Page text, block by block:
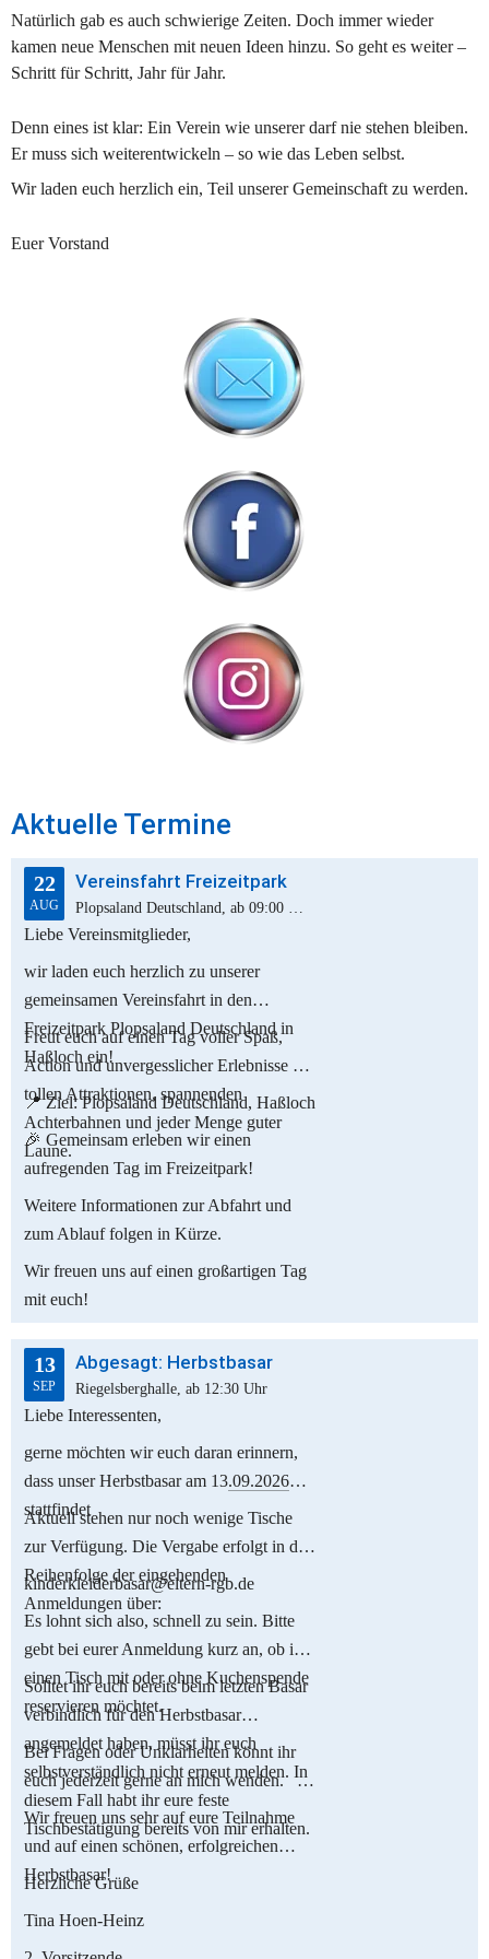
Natürlich gab es auch schwierige Zeiten. Doch immer wieder
kamen neue Menschen mit neuen Ideen hinzu. So geht es weiter –
Schritt für Schritt, Jahr für Jahr.
Denn eines ist klar: Ein Verein wie unserer darf nie stehen bleiben.
Er muss sich weiterentwickeln – so wie das Leben selbst.
Wir laden euch herzlich ein, Teil unserer Gemeinschaft zu werden.
Euer Vorstand
Aktuelle Termine
22
AUG
Vereinsfahrt Freizeitpark
Liebe Vereinsmitglieder,
wir laden euch herzlich zu unserer
gemeinsamen Vereinsfahrt in den
Freizeitpark Plopsaland Deutschland in
Haßloch ein!
Freut euch auf einen Tag voller Spaß,
Action und unvergesslicher Erlebnisse mit
tollen Attraktionen, spannenden
Achterbahnen und jeder Menge guter
Laune.
📍 Ziel: Plopsaland Deutschland, Haßloch
🎉 Gemeinsam erleben wir einen
aufregenden Tag im Freizeitpark!
Weitere Informationen zur Abfahrt und
zum Ablauf folgen in Kürze.
Wir freuen uns auf einen großartigen Tag
mit euch!
13
SEP
Abgesagt: Herbstbasar
Riegelsberghalle, ab 12:30 Uhr
Liebe Interessenten,
gerne möchten wir euch daran erinnern,
dass unser Herbstbasar am 13.09.2026
stattfindet
Aktuell stehen nur noch wenige Tische
zur Verfügung. Die Vergabe erfolgt in der
Reihenfolge der eingehenden
Anmeldungen über:
kinderkleiderbasar@eltern-rgb.de
Es lohnt sich also, schnell zu sein. Bitte
gebt bei eurer Anmeldung kurz an, ob ihr
einen Tisch mit oder ohne Kuchenspende
reservieren möchtet.
Solltet ihr euch bereits beim letzten Basar
verbindlich für den Herbstbasar
angemeldet haben, müsst ihr euch
selbstverständlich nicht erneut melden. In
diesem Fall habt ihr eure feste
Tischbestätigung bereits von mir erhalten.
Bei Fragen oder Unklarheiten könnt ihr
euch jederzeit gerne an mich wenden.
Wir freuen uns sehr auf eure Teilnahme
und auf einen schönen, erfolgreichen
Herbstbasar!
Herzliche Grüße
Tina Hoen-Heinz